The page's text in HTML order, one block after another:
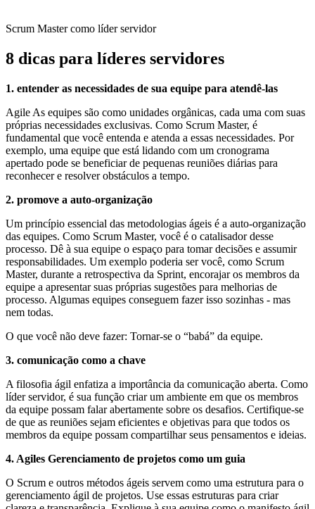
Scrum Master como líder servidor
8 dicas para líderes servidores
1. entender as necessidades de sua equipe para atendê-las
Agile As equipes são como unidades orgânicas, cada uma com suas
próprias necessidades exclusivas. Como Scrum Master, é
fundamental que você entenda e atenda a essas necessidades. Por
exemplo, uma equipe que está lidando com um cronograma
apertado pode se beneficiar de pequenas reuniões diárias para
reconhecer e resolver obstáculos a tempo.
2. promove a auto-organização
Um princípio essencial das metodologias ágeis é a auto-organização
das equipes. Como Scrum Master, você é o catalisador desse
processo. Dê à sua equipe o espaço para tomar decisões e assumir
responsabilidades. Um exemplo poderia ser você, como Scrum
Master, durante a retrospectiva da Sprint, encorajar os membros da
equipe a apresentar suas próprias sugestões para melhorias de
processo. Algumas equipes conseguem fazer isso sozinhas - mas
nem todas.
O que você não deve fazer: Tornar-se o “babá” da equipe.
3. comunicação como a chave
A filosofia ágil enfatiza a importância da comunicação aberta. Como
líder servidor, é sua função criar um ambiente em que os membros
da equipe possam falar abertamente sobre os desafios. Certifique-se
de que as reuniões sejam eficientes e objetivas para que todos os
membros da equipe possam compartilhar seus pensamentos e ideias.
4. Agiles Gerenciamento de projetos como um guia
O Scrum e outros métodos ágeis servem como uma estrutura para o
gerenciamento ágil de projetos. Use essas estruturas para criar